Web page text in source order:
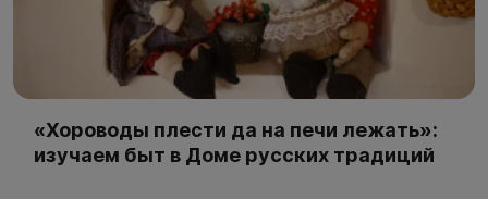
«Хороводы плести да на печи лежать»:
изучаем быт в Доме русских традиций